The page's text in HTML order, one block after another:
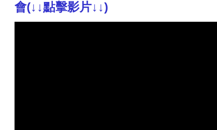
會(↓↓點擊影片↓↓)